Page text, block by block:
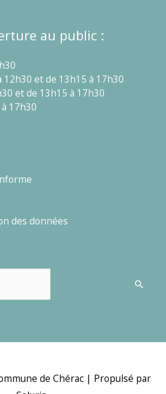
au public :
et de 13h15 à 17h30
et de 13h15 à 17h30
17h30
des données
de Chérac | Propulsé par